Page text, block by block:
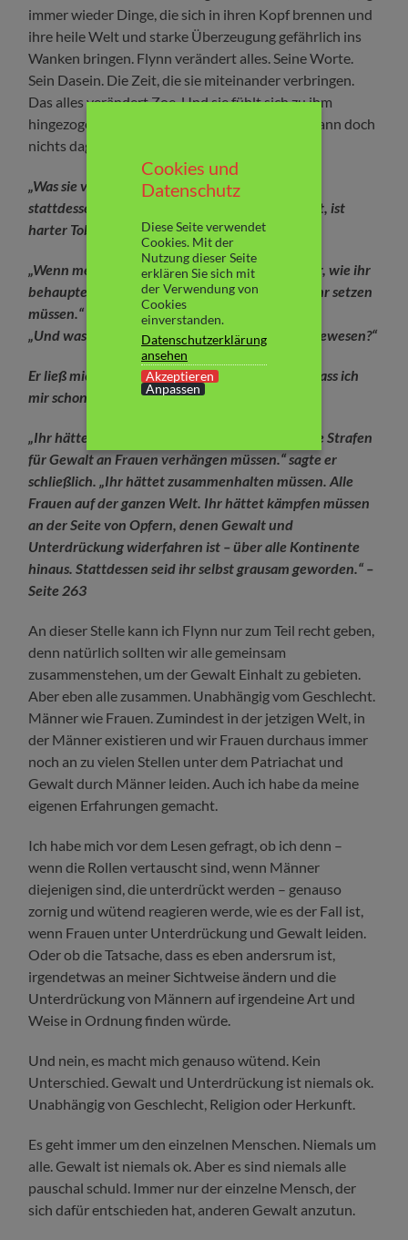
immer wieder Dinge, die sich in ihren Kopf brennen und
ihre heile Welt und starke Überzeugung gefährlich ins
Wanken bringen. Flynn verändert alles. Seine Worte.
Sein Dasein. Die Zeit, die sie miteinander verbringen.
Das alles verändert Zoe. Und sie fühlt sich zu ihm
hingezogen. Immer stärker spürt sie das. Und kann doch
nichts dagegen tun.
„Was sie verlangen, ist harter Tobak“, sage ich
stattdessen. „Nein Zoe. Was ihr mir hier zumutet, ist
harter Tobak“ – Seite 193
„Wenn mein Geschlecht wirklich so grausam war, wie ihr
behauptet, dann hättet ihr Euch anders zur Wehr setzen
müssen.“
„Und was wäre eine angemessene Gegenwehr gewesen?“
Er ließ mich lange auf eine Antwort warten, so dass ich
mir schon fast sicher war, er hätte keine.
„Ihr hättet Euch besser durchsetzen und härtere Strafen
für Gewalt an Frauen verhängen müssen.“ sagte er
schließlich. „Ihr hättet zusammenhalten müssen. Alle
Frauen auf der ganzen Welt. Ihr hättet kämpfen müssen
an der Seite von Opfern, denen Gewalt und
Unterdrückung widerfahren ist – über alle Kontinente
hinaus. Stattdessen seid ihr selbst grausam geworden.“ –
Seite 263
An dieser Stelle kann ich Flynn nur zum Teil recht geben,
denn natürlich sollten wir alle gemeinsam
zusammenstehen, um der Gewalt Einhalt zu gebieten.
Aber eben alle zusammen. Unabhängig vom Geschlecht.
Männer wie Frauen. Zumindest in der jetzigen Welt, in
der Männer existieren und wir Frauen durchaus immer
noch an zu vielen Stellen unter dem Patriachat und
Gewalt durch Männer leiden. Auch ich habe da meine
eigenen Erfahrungen gemacht.
Ich habe mich vor dem Lesen gefragt, ob ich denn –
wenn die Rollen vertauscht sind, wenn Männer
diejenigen sind, die unterdrückt werden – genauso
zornig und wütend reagieren werde, wie es der Fall ist,
wenn Frauen unter Unterdrückung und Gewalt leiden.
Oder ob die Tatsache, dass es eben andersrum ist,
irgendetwas an meiner Sichtweise ändern und die
Unterdrückung von Männern auf irgendeine Art und
Weise in Ordnung finden würde.
Und nein, es macht mich genauso wütend. Kein
Unterschied. Gewalt und Unterdrückung ist niemals ok.
Unabhängig von Geschlecht, Religion oder Herkunft.
Es geht immer um den einzelnen Menschen. Niemals um
alle. Gewalt ist niemals ok. Aber es sind niemals alle
pauschal schuld. Immer nur der einzelne Mensch, der
sich dafür entschieden hat, anderen Gewalt anzutun.
Cookies und
Datenschutz
Diese Seite verwendet
Cookies. Mit der
Nutzung dieser Seite
erklären Sie sich mit
der Verwendung von
Cookies
einverstanden.
Datenschutzerklärung
ansehen
Akzeptieren
Anpassen